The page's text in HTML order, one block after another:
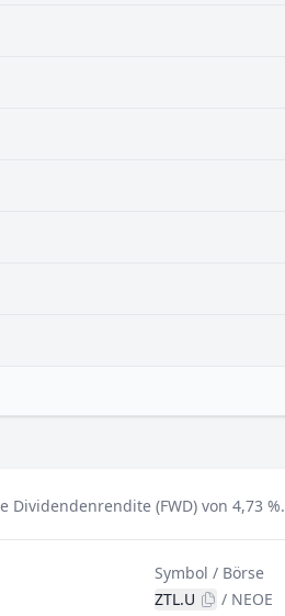
Dividendenrendite (FWD) von 4,73 %.
Symbol / Börse
ZTL.U
/ NEOE